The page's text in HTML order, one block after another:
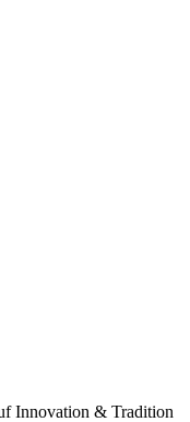
Innovation & Tradition